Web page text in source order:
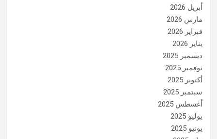
أبريل 2026
مارس 2026
فبراير 2026
يناير 2026
ديسمبر 2025
نوفمبر 2025
أكتوبر 2025
سبتمبر 2025
أغسطس 2025
يوليو 2025
يونيو 2025